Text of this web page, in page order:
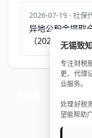
2026-07-19 · 社保
异地公积金提取
（2026年最新政
无锡致
专注财税
更、代理
业服务。
处理好税
望能帮助